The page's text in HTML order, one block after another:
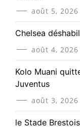
août 5, 2026
Chelsea
août 4, 2026
Kolo Muani
Juventus
août 3, 2026
le Stade